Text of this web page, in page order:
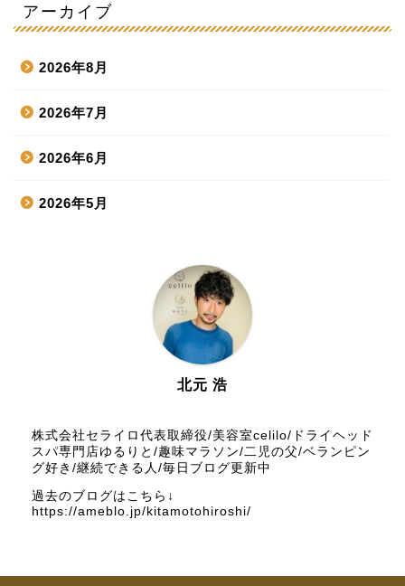
アーカイブ
2026年8月
2026年7月
2026年6月
2026年5月
2025年12月
2025年11月
2025年10月
北元 浩
株式会社セライロ代表取締役/美容室celilo/ドライヘッド
スパ専門店ゆるりと/趣味マラソン/二児の父/ベランピン
グ好き/継続できる人/毎日ブログ更新中
過去のブログはこちら↓
https://ameblo.jp/kitamotohiroshi/